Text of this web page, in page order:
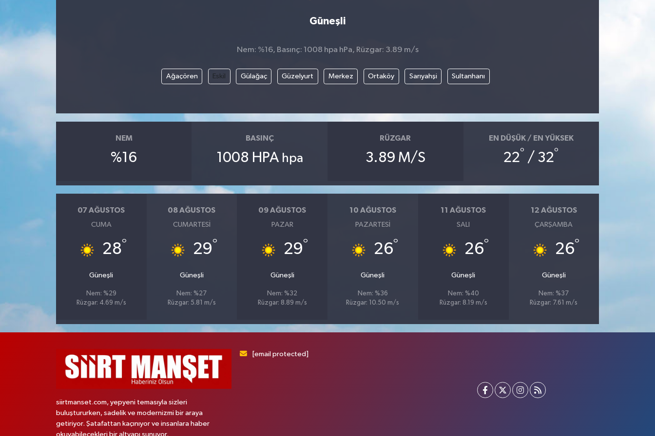
Güneşli
Nem: %16, Basınç: 1008 hpa hPa, Rüzgar: 3.89 m/s
Ağaçören Eskil Gülağaç Güzelyurt Merkez Ortaköy Sarıyahşi Sultanhanı
NEM
%16
BASINÇ
1008 HPA hpa
RÜZGAR
3.89 M/S
EN DÜŞÜK / EN YÜKSEK
22° / 32°
07 AĞUSTOS
CUMA
28°
Güneşli
Nem: %29
Rüzgar: 4.69 m/s
08 AĞUSTOS
CUMARTESI
29°
Güneşli
Nem: %27
Rüzgar: 5.81 m/s
09 AĞUSTOS
PAZAR
29°
Güneşli
Nem: %32
Rüzgar: 8.89 m/s
10 AĞUSTOS
PAZARTESI
26°
Güneşli
Nem: %36
Rüzgar: 10.50 m/s
11 AĞUSTOS
SALI
26°
Güneşli
Nem: %40
Rüzgar: 8.19 m/s
12 AĞUSTOS
ÇARŞAMBA
26°
Güneşli
Nem: %37
Rüzgar: 7.61 m/s
siirtmanset.com, yepyeni temasıyla sizleri
buluştururken, sadelik ve modernizmi bir araya
getiriyor. Şatafattan kaçınıyor ve insanlara haber
okuyabilecekleri bir altyapı sunuyor.
[email protected]